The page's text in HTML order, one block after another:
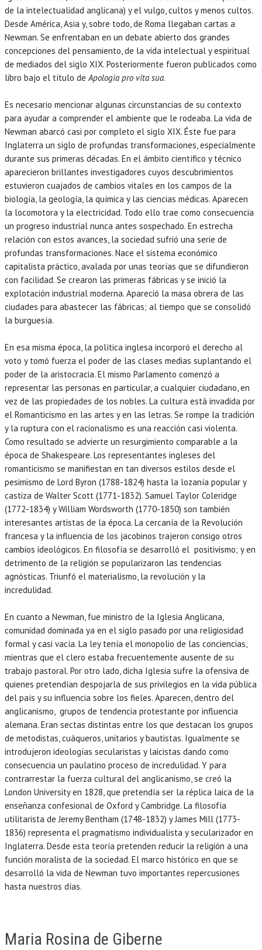
de la intelectualidad anglicana) y el vulgo, cultos y menos cultos.
Desde América, Asia y, sobre todo, de Roma llegaban cartas a
Newman. Se enfrentaban en un debate abierto dos grandes
concepciones del pensamiento, de la vida intelectual y espiritual
de mediados del siglo XIX. Posteriormente fueron publicados como
libro bajo el título deApologia pro vita sua.
Es necesario mencionar algunas circunstancias de su contexto
para ayudar a comprender el ambiente que le rodeaba. La vida de
Newman abarcó casi por completo el siglo XIX. Éste fue para
Inglaterra un siglo de profundas transformaciones, especialmente
durante sus primeras décadas. En el ámbito científico y técnico
aparecieron brillantes investigadores cuyos descubrimientos
estuvieron cuajados de cambios vitales en los campos de la
biología, la geología, la química y las ciencias médicas. Aparecen
la locomotora y la electricidad. Todo ello trae como consecuencia
un progreso industrial nunca antes sospechado. En estrecha
relación con estos avances, la sociedad sufrió una serie de
profundas transformaciones. Nace el sistema económico
capitalista práctico, avalada por unas teorías que se difundieron
con facilidad. Se crearon las primeras fábricas y se inició la
explotación industrial moderna. Apareció la masa obrera de las
ciudades para abastecer las fábricas; al tiempo que se consolidó
la burguesía.
En esa misma época, la política inglesa incorporó el derecho al
voto y tomó fuerza el poder de las clases medias suplantando el
poder de la aristocracia. El mismo Parlamento comenzó a
representar las personas en particular, a cualquier ciudadano, en
vez de las propiedades de los nobles. La cultura está invadida por
el Romanticismo en las artes y en las letras. Se rompe la tradición
y la ruptura con el racionalismo es una reacción casi violenta.
Como resultado se advierte un resurgimiento comparable a la
época de Shakespeare. Los representantes ingleses del
romanticismo se manifiestan en tan diversos estilos desde el
pesimismo de Lord Byron (1788-1824) hasta la lozanía popular y
castiza de Walter Scott (1771-1832). Samuel Taylor Coleridge
(1772-1834) y William Wordsworth (1770-1850) son también
interesantes artistas de la época. La cercanía de la Revolución
francesa y la influencia de los jacobinos trajeron consigo otros
cambios ideológicos. En filosofía se desarrolló el positivismo; y en
detrimento de la religión se popularizaron las tendencias
agnósticas. Triunfó el materialismo, la revolución y la
incredulidad.
En cuanto a Newman, fue ministro de la Iglesia Anglicana,
comunidad dominada ya en el siglo pasado por una religiosidad
formal y casi vacía. La ley tenía el monopolio de las conciencias,
mientras que el clero estaba frecuentemente ausente de su
trabajo pastoral. Por otro lado, dicha Iglesia sufre la ofensiva de
quienes pretendían despojarla de sus privilegios en la vida pública
del país y su influencia sobre los fieles. Aparecen, dentro del
anglicanismo, grupos de tendencia protestante por influencia
alemana. Eran sectas distintas entre los que destacan los grupos
de metodistas, cuáqueros, unitarios y bautistas. Igualmente se
introdujeron ideologías secularistas y laicistas dando como
consecuencia un paulatino proceso de incredulidad. Y para
contrarrestar la fuerza cultural del anglicanismo, se creó la
London University en 1828, que pretendía ser la réplica laica de la
enseñanza confesional de Oxford y Cambridge. La filosofía
utilitarista de Jeremy Bentham (1748-1832) y James Mill (1773-
1836) representa el pragmatismo individualista y secularizador en
Inglaterra. Desde esta teoría pretenden reducir la religión a una
función moralista de la sociedad. El marco histórico en que se
desarrolló la vida de Newman tuvo importantes repercusiones
hasta nuestros días.
Maria Rosina de Giberne